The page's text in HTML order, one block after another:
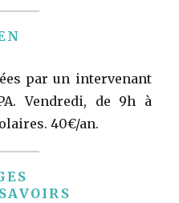
par un intervenant
Vendredi, de 9h à
40€/an.